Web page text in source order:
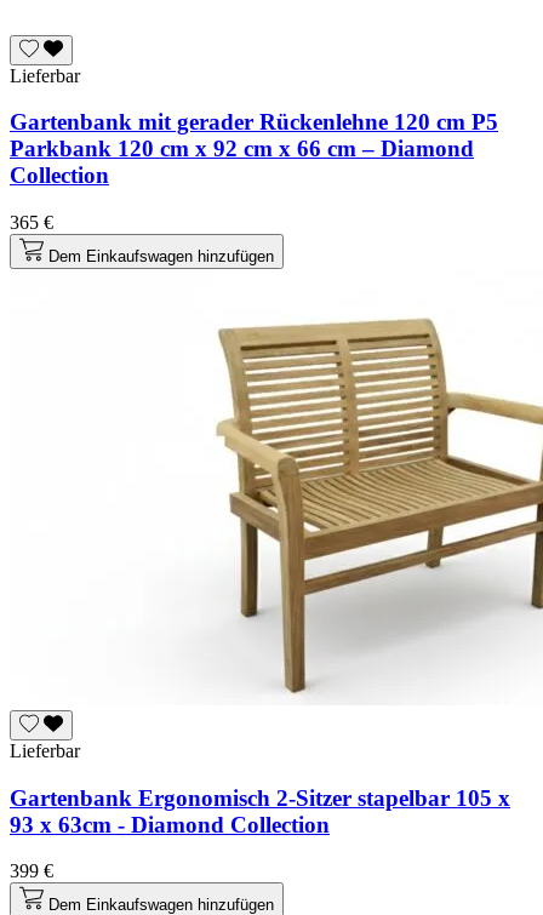
Lieferbar
Gartenbank mit gerader Rückenlehne 120 cm P5
Parkbank 120 cm x 92 cm x 66 cm – Diamond
Collection
365 €
Dem Einkaufswagen hinzufügen
Lieferbar
Gartenbank Ergonomisch 2-Sitzer stapelbar 105 x
93 x 63cm - Diamond Collection
399 €
Dem Einkaufswagen hinzufügen